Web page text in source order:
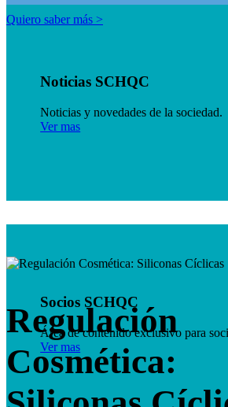
Quiero saber más >
Regulación
Cosmética:
Noticias SCHQC
Noticias y novedades de la sociedad.
Ver mas
Socios SCHQC
Área de contenido exclusivo para
Ver mas